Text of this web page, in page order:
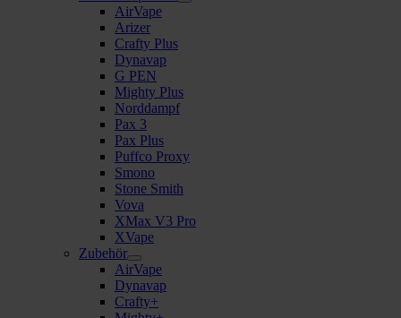
AirVape
Arizer
Crafty Plus
Dynavap
G PEN
Mighty Plus
Norddampf
Pax 3
Pax Plus
Puffco Proxy
Smono
Stone Smith
Vova
XMax V3 Pro
XVape
Zubehör
AirVape
Dynavap
Crafty+